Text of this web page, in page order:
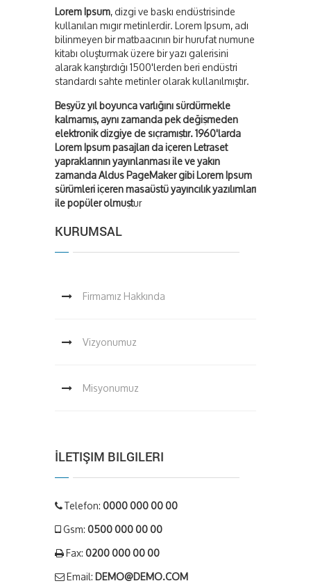
Lorem Ipsum, dizgi ve baskı endüstrisinde
kullanılan mıgır metinlerdir. Lorem Ipsum, adı
bilinmeyen bir matbaacının bir hurufat numune
kitabı oluşturmak üzere bir yazı galerisini
alarak karıştırdığı 1500'lerden beri endüstri
standardı sahte metinler olarak kullanılmıştır.
Beşyüz yıl boyunca varlığını sürdürmekle
kalmamış, aynı zamanda pek değişmeden
elektronik dizgiye de sıçramıştır. 1960'larda
Lorem Ipsum pasajları da içeren Letraset
yapraklarının yayınlanması ile ve yakın
zamanda Aldus PageMaker gibi Lorem Ipsum
sürümleri içeren masaüstü yayıncılık yazılımları
ile popüler olmuştur
KURUMSAL
Firmamız Hakkında
Vizyonumuz
Misyonumuz
İLETIŞIM BILGILERI
Telefon:0000 000 00 00
Gsm:0500 000 00 00
Fax:0200 000 00 00
Email:DEMO@DEMO.COM